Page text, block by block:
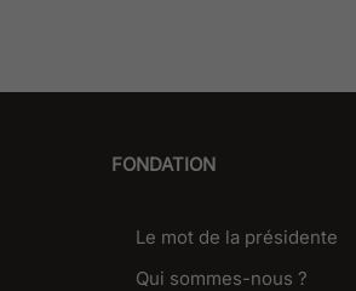
FONDATION
Le mot de la présidente
Qui sommes-nous ?